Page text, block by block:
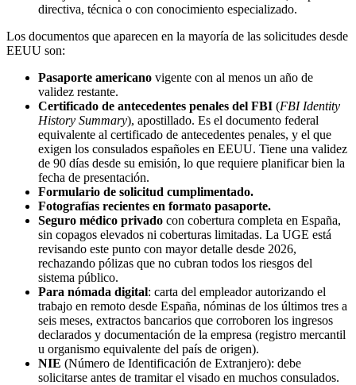
directiva, técnica o con conocimiento especializado.
Los documentos que aparecen en la mayoría de las solicitudes desde
EEUU son:
Pasaporte americano vigente con al menos un año de
validez restante.
Certificado de antecedentes penales del FBI (FBI Identity
History Summary), apostillado. Es el documento federal
equivalente al certificado de antecedentes penales, y el que
exigen los consulados españoles en EEUU. Tiene una validez
de 90 días desde su emisión, lo que requiere planificar bien la
fecha de presentación.
Formulario de solicitud cumplimentado.
Fotografías recientes en formato pasaporte.
Seguro médico privado con cobertura completa en España,
sin copagos elevados ni coberturas limitadas. La UGE está
revisando este punto con mayor detalle desde 2026,
rechazando pólizas que no cubran todos los riesgos del
sistema público.
Para nómada digital: carta del empleador autorizando el
trabajo en remoto desde España, nóminas de los últimos tres a
seis meses, extractos bancarios que corroboren los ingresos
declarados y documentación de la empresa (registro mercantil
u organismo equivalente del país de origen).
NIE (Número de Identificación de Extranjero): debe
solicitarse antes de tramitar el visado en muchos consulados.